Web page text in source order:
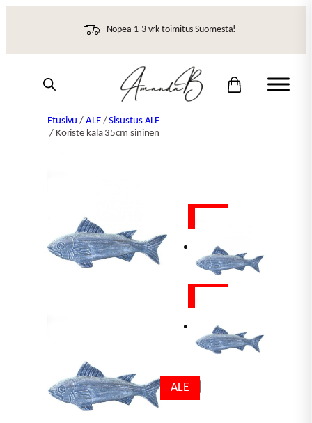
Nopea 1-3 vrk toimitus Suomesta!
Etusivu /ALE/Sisustus ALE
/ Koriste kala 35cm sininen
ALE